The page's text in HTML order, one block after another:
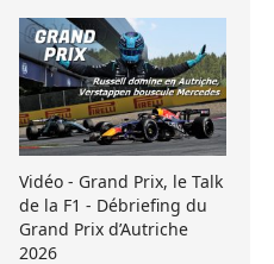
Vidéo - Grand Prix, le Talk
de la F1 - Débriefing du
Grand Prix d’Autriche
2026